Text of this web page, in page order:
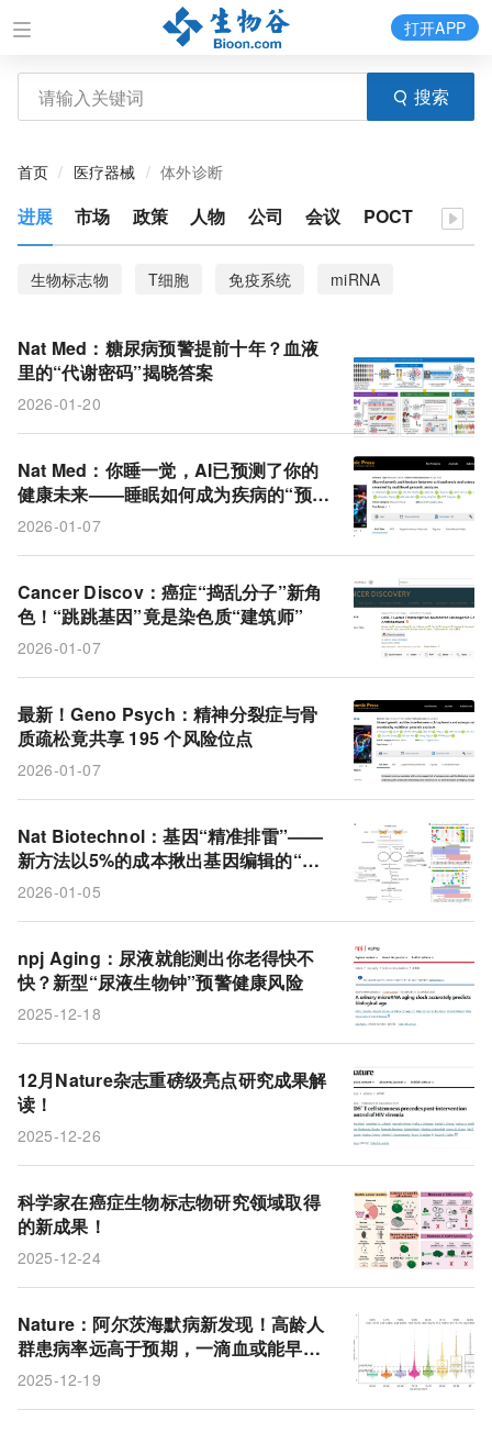
搜索
打开APP
首页 医疗器械 体外诊断
进展 市场 政策 人物 公司 会议 POCT
生物标志物 T细胞 免疫系统
miRNA
脊髓修复
血液检测
患病率
阿尔茨海默病
靶向性疗法
疾病风险
SleepFM
睡眠 代谢组学 风险
代谢产物
骨密度
精神分裂症 染色质
逆转座子
生活方式
Nat Med：糖尿病预警提前十年？血液
里的“代谢密码”揭晓答案
2026-01-20
Nat Med：你睡一觉，AI已预测了你的
健康未来——睡眠如何成为疾病的“预告
信”？
2026-01-07
Cancer Discov：癌症“捣乱分子”新角
色！“跳跳基因”竟是染色质“建筑师”
2026-01-07
最新！Geno Psych：精神分裂症与骨
质疏松竟共享 195 个风险位点
2026-01-07
Nat Biotechnol：基因“精准排雷”——
新方法以5%的成本揪出基因编辑的“脱
靶暗箭”
2026-01-05
npj Aging：尿液就能测出你老得快不
快？新型“尿液生物钟”预警健康风险
2025-12-18
12月Nature杂志重磅级亮点研究成果解
读！
2025-12-26
科学家在癌症生物标志物研究领域取得
的新成果！
2025-12-24
Nature：阿尔茨海默病新发现！高龄人
群患病率远高于预期，一滴血或能早预
警
2025-12-19